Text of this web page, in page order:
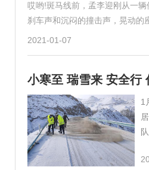
哎哟!斑马线前，孟李迎刚从一
刹车声和沉闷的撞击声，晃动的
2021-01-07
小寒至 瑞雪来 安全行
1